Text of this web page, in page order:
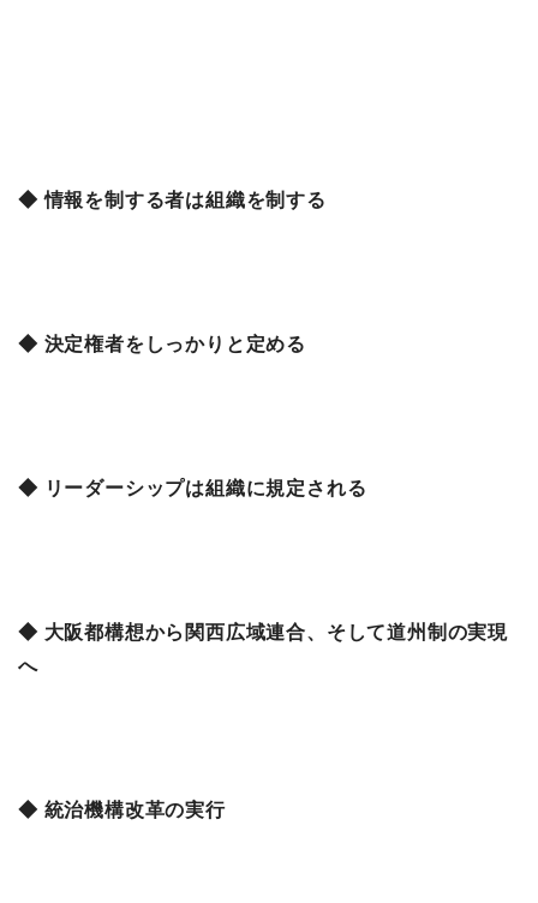
◆ 情報を制する者は組織を制する
◆ 決定権者をしっかりと定める
◆ リーダーシップは組織に規定される
◆ 大阪都構想から関西広域連合、そして道州制の実現
へ
◆ 統治機構改革の実行